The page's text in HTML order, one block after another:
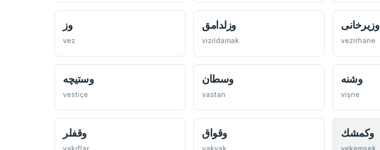
وز
vez
وزلدامق
vızıldamak
وزيرخانی
vezirhane
وستيچه
vestiçe
وسطان
vastan
وشنه
vişne
وقفلر
vakıflar
وقواق
vakvak
وكمشك
vekemşek